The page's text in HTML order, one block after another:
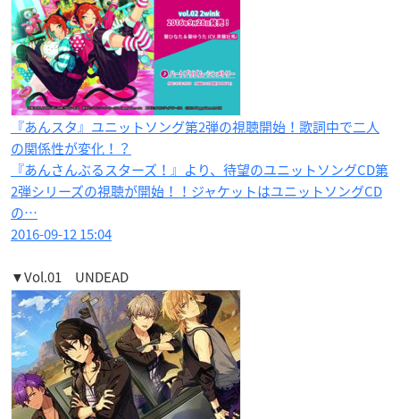
『あんスタ』ユニットソング第2弾の視聴開始！歌詞中で二人
の関係性が変化！？
『あんさんぶるスターズ！』より、待望のユニットソングCD第
2弾シリーズの視聴が開始！！ジャケットはユニットソングCD
の…
2016-09-12 15:04
▼Vol.01 UNDEAD